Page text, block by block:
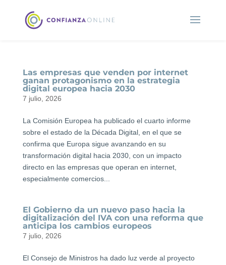
Las empresas que venden por internet
ganan protagonismo en la estrategia
digital europea hacia 2030
7 julio, 2026
La Comisión Europea ha publicado el cuarto informe
sobre el estado de la Década Digital, en el que se
confirma que Europa sigue avanzando en su
transformación digital hacia 2030, con un impacto
directo en las empresas que operan en internet,
especialmente comercios...
El Gobierno da un nuevo paso hacia la
digitalización del IVA con una reforma que
anticipa los cambios europeos
7 julio, 2026
El Consejo de Ministros ha dado luz verde al proyecto